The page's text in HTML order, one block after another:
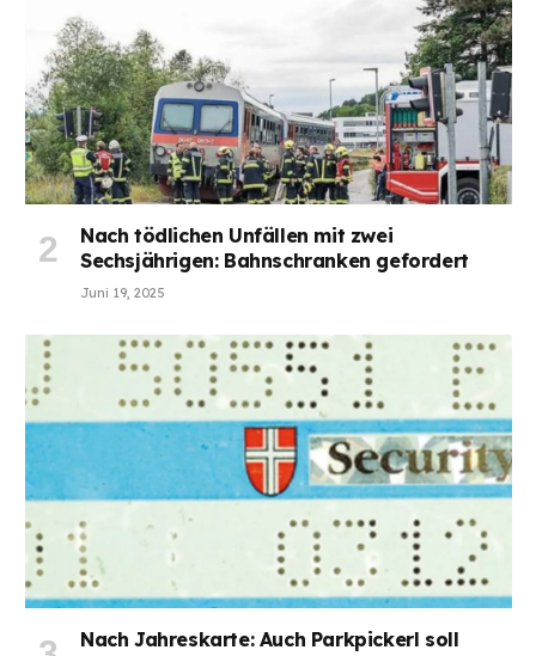
Nach tödlichen Unfällen mit zwei
Sechsjährigen: Bahnschranken gefordert
Juni 19, 2025
Nach Jahreskarte: Auch Parkpickerl soll